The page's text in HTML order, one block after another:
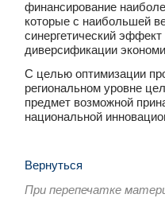
финансирование
которые с наибольшей
синергетический
диверсификации
С целью оптимизации
региональном уровне
предмет возможной
национальной
Вернуться
При перепечатке